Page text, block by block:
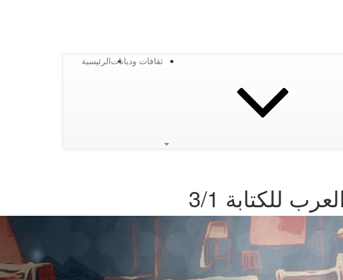
الرئيسيةثقافات وديانات
للكتابة 3/1